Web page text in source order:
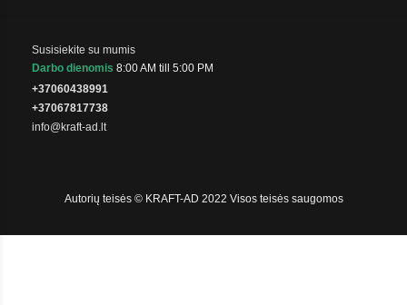
Susisiekite su mumis
Darbo dienomis 8:00 AM till 5:00 PM
+37060438991
+37067817738
info@kraft-ad.lt
Autorių teisės © KRAFT-AD 2022 Visos teisės saugomos